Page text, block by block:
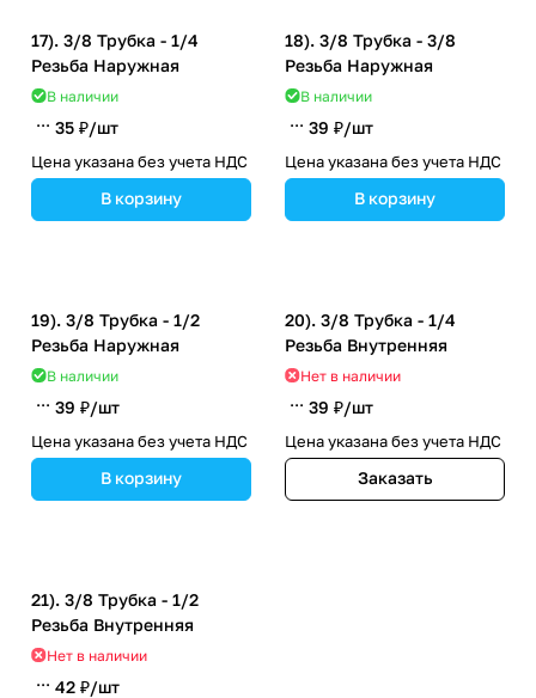
17). 3/8 Трубка - 1/4
Резьба Наружная
В наличии
35 ₽/шт
Цена указана без учета НДС
В корзину
18). 3/8 Трубка - 3/8
Резьба Наружная
В наличии
39 ₽/шт
Цена указана без учета НДС
В корзину
19). 3/8 Трубка - 1/2
Резьба Наружная
В наличии
39 ₽/шт
Цена указана без учета НДС
В корзину
20). 3/8 Трубка - 1/4
Резьба Внутренняя
Нет в наличии
39 ₽/шт
Цена указана без учета НДС
Заказать
21). 3/8 Трубка - 1/2
Резьба Внутренняя
Нет в наличии
42 ₽/шт